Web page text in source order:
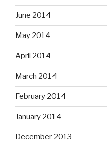
June 2014
May 2014
April 2014
March 2014
February 2014
January 2014
December 2013